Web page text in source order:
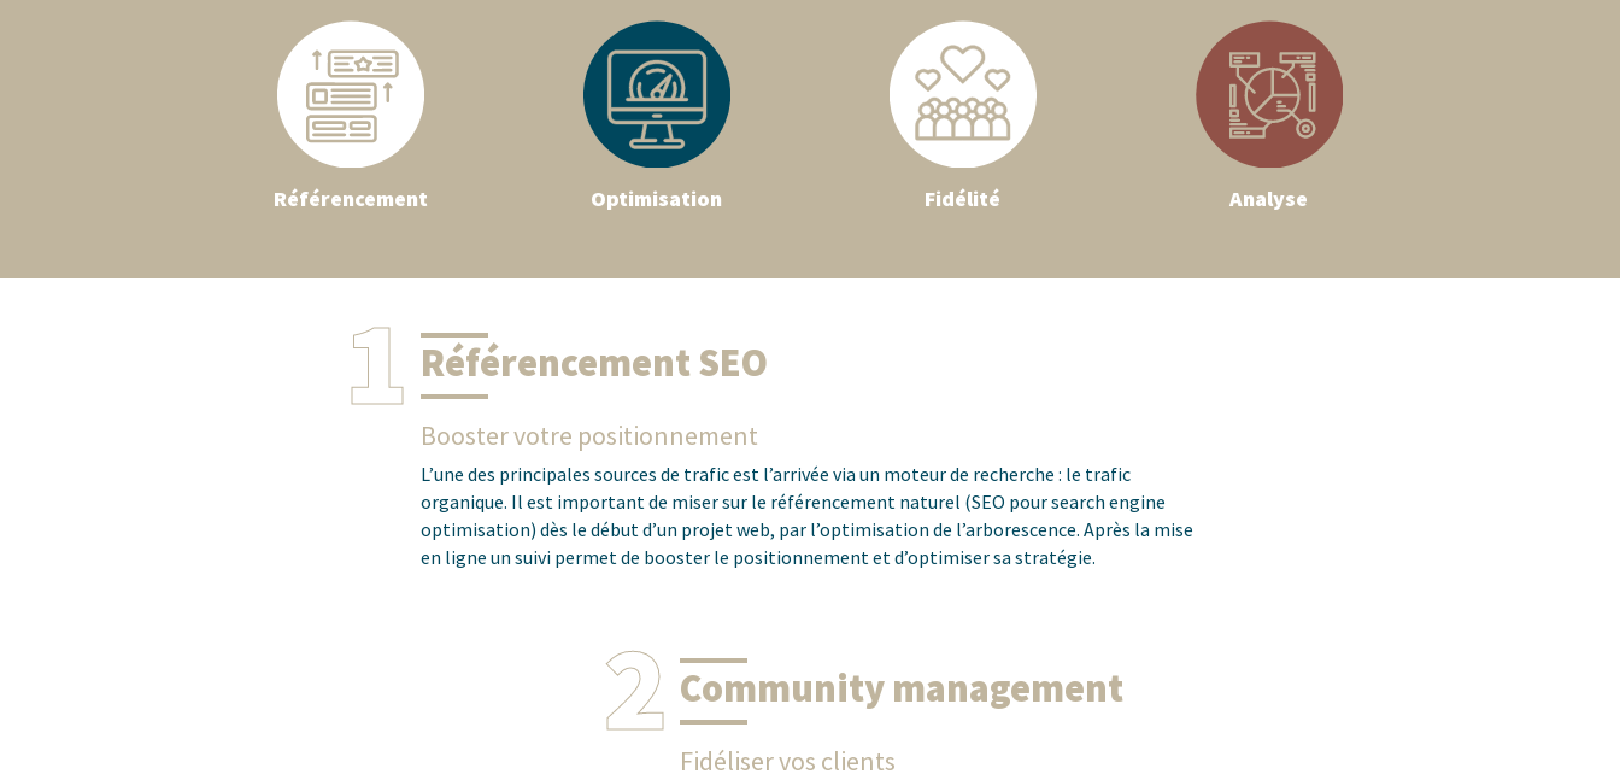
Référencement Optimisation Fidélité Analyse
1 Référencement SEO
Booster votre positionnement
L’une des principales sources de trafic est l’arrivée via un moteur de recherche : le trafic
organique. Il est important de miser sur le référencement naturel (SEO pour search engine
optimisation) dès le début d’un projet web, par l’optimisation de l’arborescence. Après la mise
en ligne un suivi permet de booster le positionnement et d’optimiser sa stratégie.
2 Community management
Fidéliser vos clients